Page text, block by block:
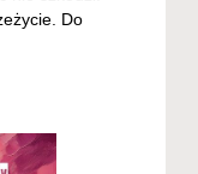
Do